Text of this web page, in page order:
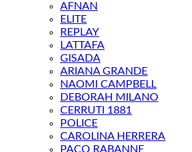
AFNAN
ELITE
REPLAY
LATTAFA
GISADA
ARIANA GRANDE
NAOMI CAMPBELL
DEBORAH MILANO
CERRUTI 1881
POLICE
CAROLINA HERRERA
PACO RABANNE